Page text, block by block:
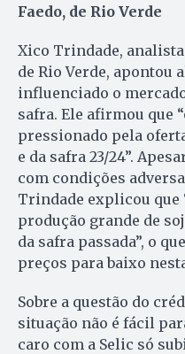
Faedo, de Rio Verde
Xico Trindade,
de Rio Verde, apontou
influenciado o
safra. Ele afirmou que
pressionado pela
e da safra 23/24”.
com condições
Trindade explicou que
produção grande de
da safra passada”, o
preços para baixo
Sobre a questão do
situação não é fácil
caro com a Selic só